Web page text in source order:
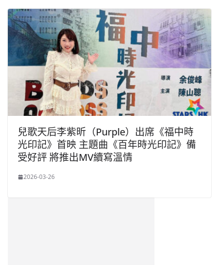
兒歌天后李紫昕（Purple）出席《福中時
光印記》首映 主題曲《百年時光印記》備
受好評 將推出MV續寫溫情
2026-03-26